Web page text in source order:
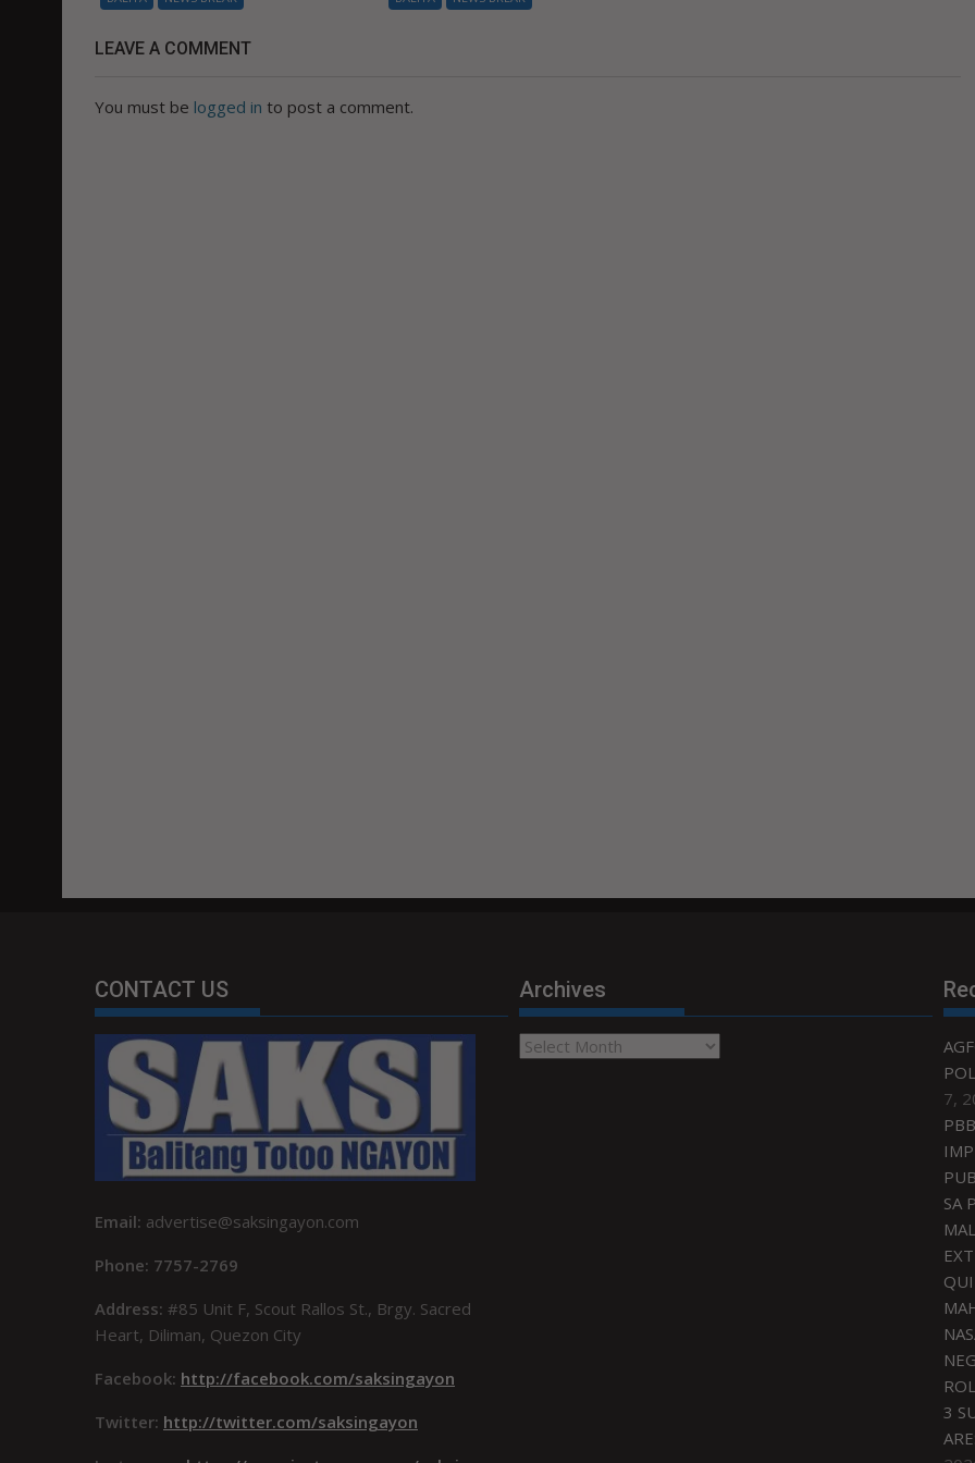
LEAVE A COMMENT
You must be logged in to post a comment.
CONTACT US
Email: advertise@saksingayon.com
Phone: 7757-2769
Address: #85 Unit F, Scout Rallos St., Brgy. Sacred
Heart, Diliman, Quezon City
Facebook: http://facebook.com/saksingayon
Twitter: http://twitter.com/saksingayon
Archives
Archives
7,
SA
3